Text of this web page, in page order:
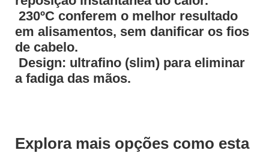
 230ºC conferem o melhor resultado
em alisamentos, sem danificar os fios
de cabelo.
 Design: ultrafino (slim) para eliminar
a fadiga das mãos.
Explora mais opções como esta